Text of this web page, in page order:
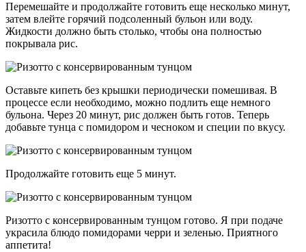
Перемешайте и продолжайте готовить еще несколько минут,
затем влейте горячий подсоленный бульон или воду.
Жидкости должно быть столько, чтобы она полностью
покрывала рис.
Оставьте кипеть без крышки периодически помешивая. В
процессе если необходимо, можно подлить еще немного
бульона. Через 20 минут, рис должен быть готов. Теперь
добавьте тунца с помидором и чесноком и специи по вкусу.
Продолжайте готовить еще 5 минут.
Ризотто с консервированным тунцом готово. Я при подаче
украсила блюдо помидорами черри и зеленью. Приятного
аппетита!